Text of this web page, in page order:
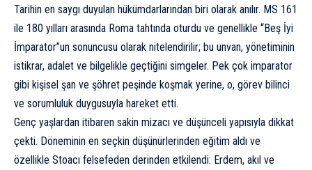
Tarihin en saygı duyulan hükümdarlarından biri olarak anılır. MS 161
ile 180 yılları arasında Roma tahtında oturdu ve genellikle “Beş İyi
İmparator”un sonuncusu olarak nitelendirilir; bu unvan, yönetiminin
istikrar, adalet ve bilgelikle geçtiğini simgeler. Pek çok imparator
gibi kişisel şan ve şöhret peşinde koşmak yerine, o, görev bilinci
ve sorumluluk duygusuyla hareket etti.
Genç yaşlardan itibaren sakin mizacı ve düşünceli yapısıyla dikkat
çekti. Döneminin en seçkin düşünürlerinden eğitim aldı ve
özellikle Stoacı felsefeden derinden etkilendi: Erdem, akıl ve